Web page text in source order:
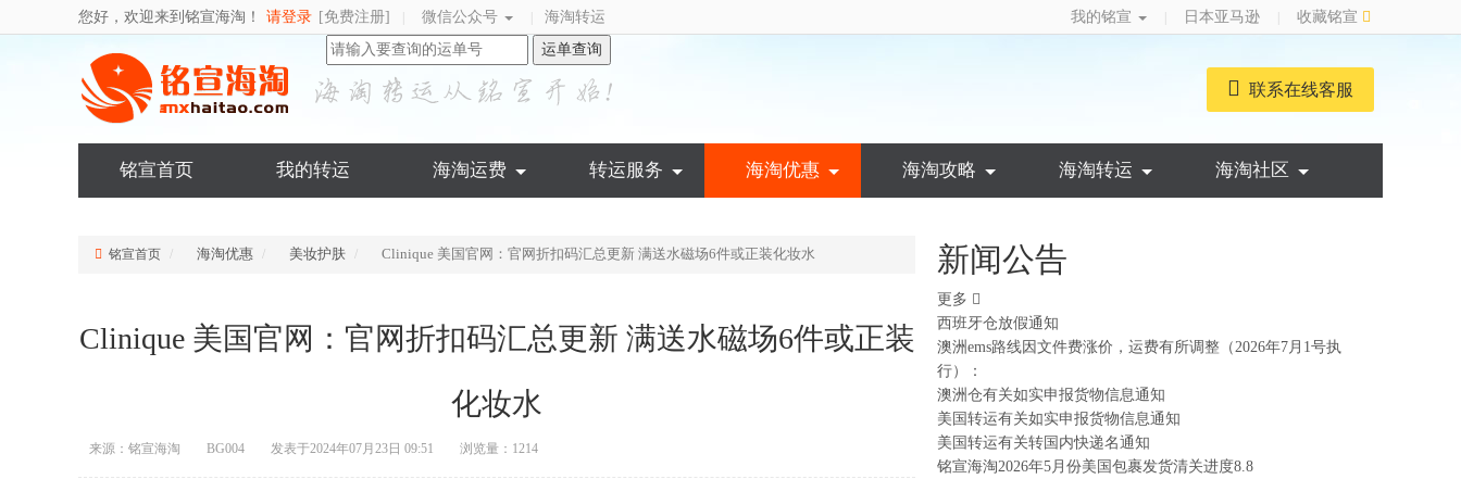
您好，欢迎来到铭宣海淘！ 请登录 [免费注册] 微信公众号 海淘转运 我的铭宣 日本亚马逊
收藏铭宣
运单查询
联系在线客服
铭宣首页 我的转运 海淘运费 转运服务 海淘优惠 海淘攻略 海淘转运 海淘社区
铭宣首页 海淘优惠 美妆护肤 Clinique 美国官网：官网折扣码汇总更新 满送水磁场6件或正装化妆水
Clinique 美国官网：官网折扣码汇总更新 满送水磁场6件或正装
化妆水
来源：铭宣海淘 BG004 发表于2024年07月23日 09:51 浏览量：1214
新闻公告
更多
西班牙仓放假通知
澳洲ems路线因文件费涨价，运费有所调整（2026年7月1号执
行）：
澳洲仓有关如实申报货物信息通知
美国转运有关如实申报货物信息通知
美国转运有关转国内快递名通知
铭宣海淘2026年5月份美国包裹发货清关进度8.8